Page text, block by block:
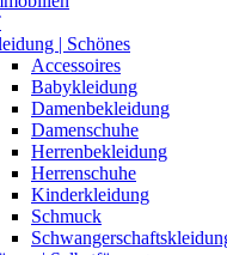
| Schönes
Accessoires
Babykleidung
Damenbekleidung
Damenschuhe
Herrenbekleidung
Herrenschuhe
Kinderkleidung
Schmuck